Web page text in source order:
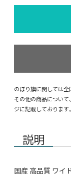
のぼり旗に関しては全
その他の商品について
ジに記載しております。
説明
国産 高品質 ワイ